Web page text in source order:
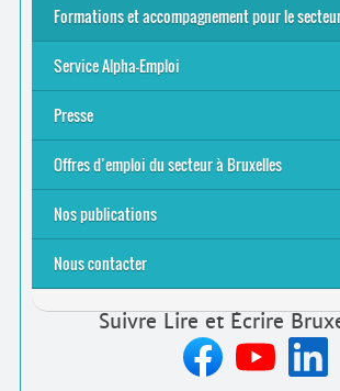
Alpha-Jeux
Arts & Alpha
Jeudis du Cinéma
Le projet Alpha-TIC
Notre projet FSE
Tac-TIC Emploi
Formations et accompagnement pour le
S’initier
Se former
Se rencontrer
Être accompagné·e
Service Alpha-Emploi
Équipe et contacts
Accompagnement individuel
Accompagnement collectif
Folder Service Alpha-Emploi
Presse
2021
2024
2025
Offres d’emploi du secteur à Bruxelles
Emplois rémunérés
Bénévolat
Candidature spontanée à Lire et Écrire
Nos publications
Nous contacter
Suivre Lire et Écrire